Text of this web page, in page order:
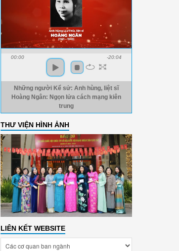
00:00 -20:04
Những người Kể sử: Anh hùng, liệt sĩ
Hoàng Ngân: Ngọn lửa cách mạng kiên
trung
THƯ VIỆN HÌNH ẢNH
LIÊN KẾT WEBSITE